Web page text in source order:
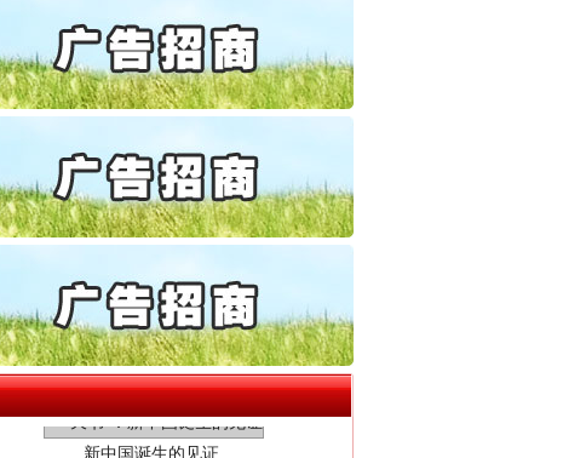
从“无产可执”到“全额执行”
最高检抗诉的疑难复杂刑事案件
事故致5死1伤，四川省安委会挂..
近期涉私家车群死群伤事故多发..
半生相守，一别两宽：这场老年..
一纸欠条伤亲情 巡回调解促和..
杨天誉，不得录用为公务员
传销头目出狱后办书院暴力管教..
四川省公安厅征集新型黑恶违法..
中国发起首例对外贸易国家安全..
法官巧妙执行解纠纷
新中国诞生的见证